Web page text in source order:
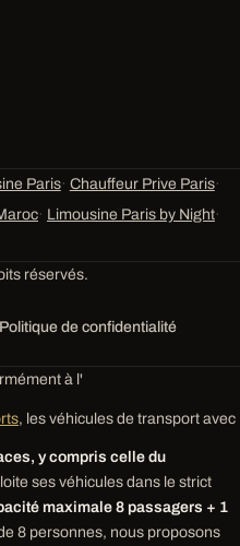
Paris· Chauffeur Prive Paris·
· Limousine Paris by Night·
réservés.
Politique de confidentialité
à l'
, les véhicules de transport avec
y compris celle du
ses véhicules dans le strict
maximale 8 passagers + 1
8 personnes, nous proposons